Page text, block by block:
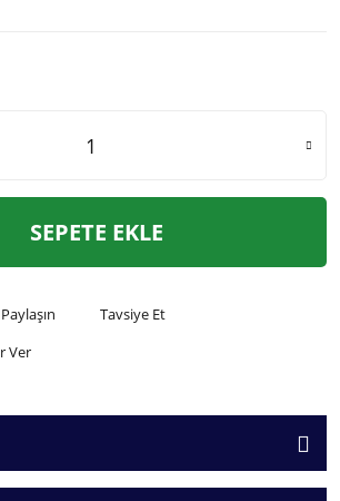
SEPETE EKLE
Tavsiye Et
Ver